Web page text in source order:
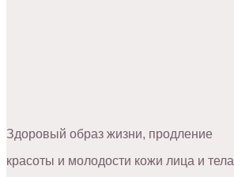
Здоровый образ жизни, продление
красоты и молодости кожи лица и тела